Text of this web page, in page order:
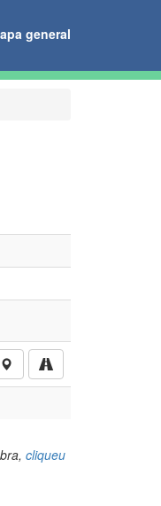
general
cliqueu